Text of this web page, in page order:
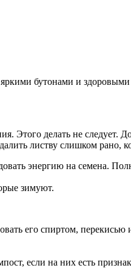
бутонами и
Этого делать не следует.
листву слишком рано,
энергию на семена.
зимуют.
его спиртом, перекисью
если на них есть